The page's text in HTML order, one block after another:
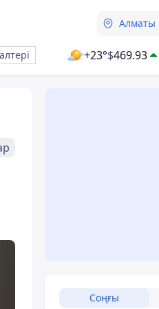
Алматы
+23°$469.93
Соңғы